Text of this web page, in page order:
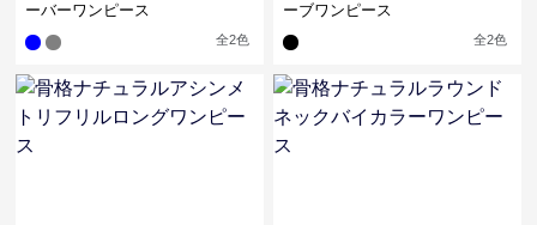
ーバーワンピース
全2色
ーブワンピース
全2色